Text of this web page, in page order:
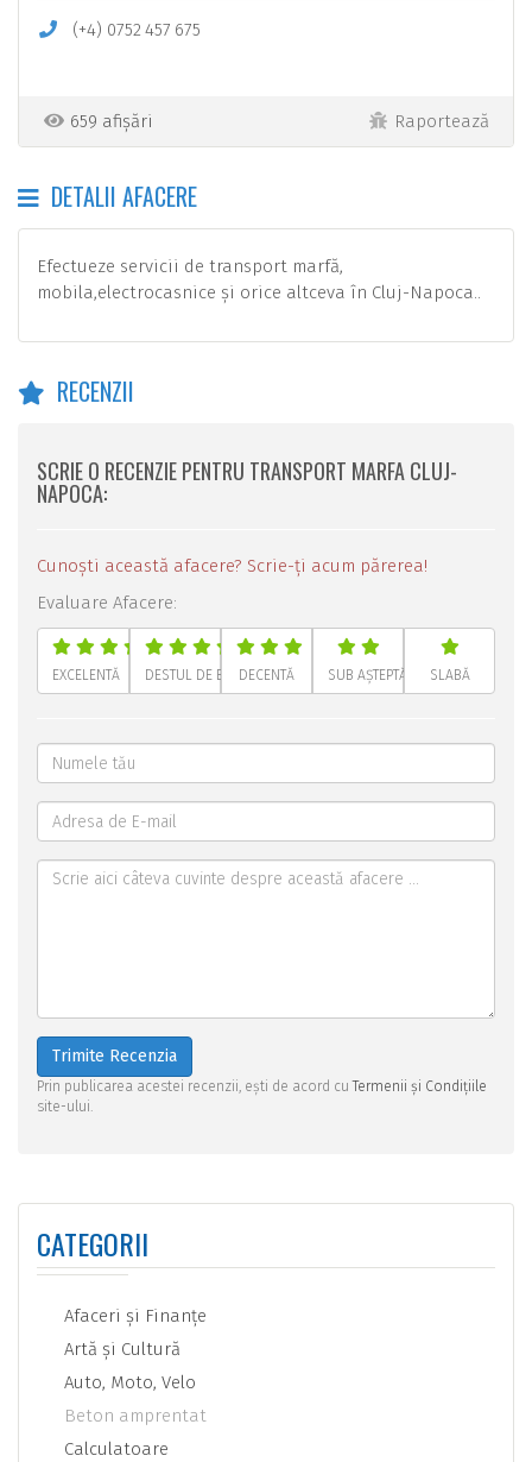
(+4) 0752 457 675
659 afișări Raportează
DETALII AFACERE
Efectueze servicii de transport marfă,
mobila,electrocasnice și orice altceva în Cluj-Napoca..
RECENZII
SCRIE O RECENZIE PENTRU TRANSPORT MARFA CLUJ-
NAPOCA:
Cunoști această afacere? Scrie-ți acum părerea!
Evaluare Afacere:
EXCELENTĂ DESTUL DE BUNĂDECENTĂ SUB AȘTEPTĂRI SLABĂ
Trimite Recenzia
Prin publicarea acestei recenzii, ești de acord cuTermenii și Condițiile
site-ului.
CATEGORII
Afaceri şi Finanţe
Artă şi Cultură
Auto, Moto, Velo
Beton amprentat
Calculatoare